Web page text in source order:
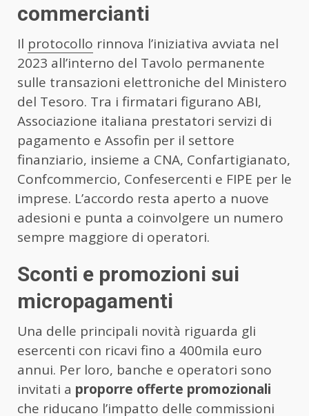
commercianti
Il protocollo rinnova l’iniziativa avviata nel
2023 all’interno del Tavolo permanente
sulle transazioni elettroniche del Ministero
del Tesoro. Tra i firmatari figurano ABI,
Associazione italiana prestatori servizi di
pagamento e Assofin per il settore
finanziario, insieme a CNA, Confartigianato,
Confcommercio, Confesercenti e FIPE per le
imprese. L’accordo resta aperto a nuove
adesioni e punta a coinvolgere un numero
sempre maggiore di operatori.
Sconti e promozioni sui
micropagamenti
Una delle principali novità riguarda gli
esercenti con ricavi fino a 400mila euro
annui. Per loro, banche e operatori sono
invitati a proporre offerte promozionali
che riducano l’impatto delle commissioni